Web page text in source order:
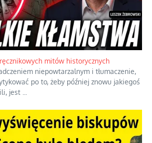
historycznego braku rozsądku
polskiej kontrreformacji jest skłonność do
w kategoriach moralnych, w tym
a...